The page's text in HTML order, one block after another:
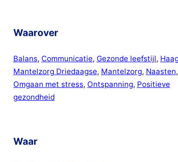
Waarover
Balans, Communicatie, Gezonde leefstijl,
Mantelzorg Driedaagse, Mantelzorg, Naasten
Omgaan met stress, Ontspanning, Positieve
gezondheid
Waar